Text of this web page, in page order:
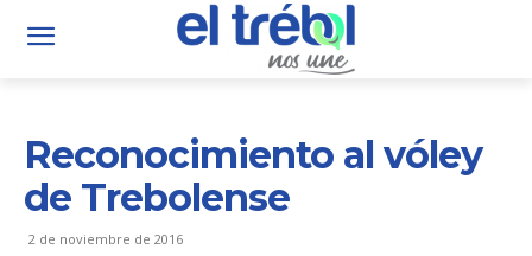
Reconocimiento al vóley
de Trebolense
2 de noviembre de 2016